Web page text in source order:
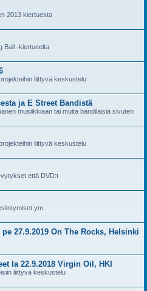
2013 kiertuesta
Ball -kiertueelta
liittyvä keskustelu
ja E Street Bandistä
musiikkiaan tai muita bändiläisiä sivuten
liittyvä keskustelu
että DVD:t
ym.
27.9.2019 On The Rocks, Helsinki
la 22.9.2018 Virgin Oil, HKI
liittyvä keskustelu